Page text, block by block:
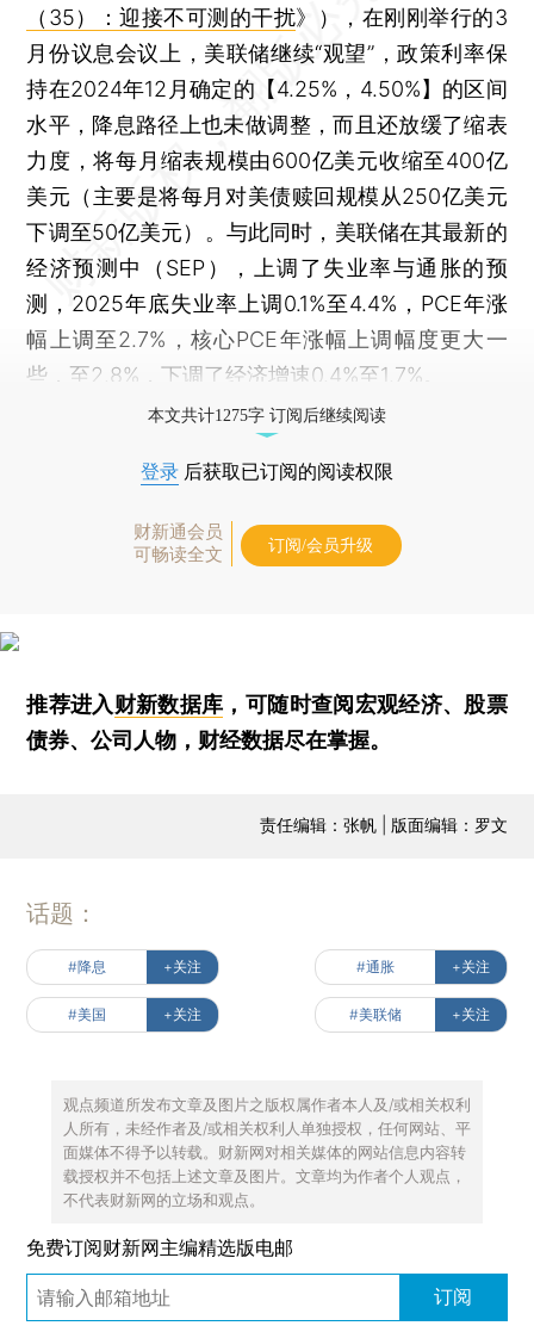
（35）：迎接不可测的干扰》），在刚刚举行的3
月份议息会议上，美联储继续“观望”，政策利率保
持在2024年12月确定的【4.25%，4.50%】的区间
水平，降息路径上也未做调整，而且还放缓了缩表
力度，将每月缩表规模由600亿美元收缩至400亿
美元（主要是将每月对美债赎回规模从250亿美元
下调至50亿美元）。与此同时，美联储在其最新的
经济预测中（SEP），上调了失业率与通胀的预
测，2025年底失业率上调0.1%至4.4%，PCE年涨
幅上调至2.7%，核心PCE年涨幅上调幅度更大一
些，至2.8%，下调了经济增速0.4%至1.7%。
本文共计1275字 订阅后继续阅读
登录 后获取已订阅的阅读权限
财新通会员
可畅读全文
订阅/会员升级
推荐进入财新数据库 ，可随时查阅宏观经济、股票
债券、公司人物，财经数据尽在掌握。
责任编辑：张帆 | 版面编辑：罗文
话题：
#降息 +关注 #通胀 +关注
#美国 +关注 #美联储 +关注
观点频道所发布文章及图片之版权属作者本人及/或相关权利
人所有，未经作者及/或相关权利人单独授权，任何网站、平
面媒体不得予以转载。财新网对相关媒体的网站信息内容转
载授权并不包括上述文章及图片。文章均为作者个人观点，
不代表财新网的立场和观点。
免费订阅财新网主编精选版电邮
订阅